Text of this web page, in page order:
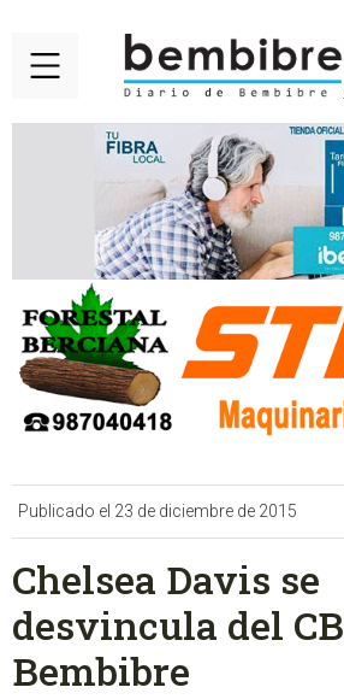
Publicado el 23 de diciembre de 2015
Chelsea Davis se
desvincula del CB
Bembibre